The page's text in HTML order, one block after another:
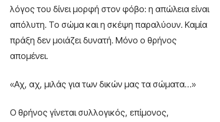
λόγος του δίνει μορφή στον φόβο: η απώλεια είναι
απόλυτη. Το σώμα και η σκέψη παραλύουν. Καμία
πράξη δεν μοιάζει δυνατή. Μόνο ο θρήνος
απομένει.
«Αχ, αχ, μιλάς για των δικών μας τα σώματα…»
Ο θρήνος γίνεται συλλογικός, επίμονος,